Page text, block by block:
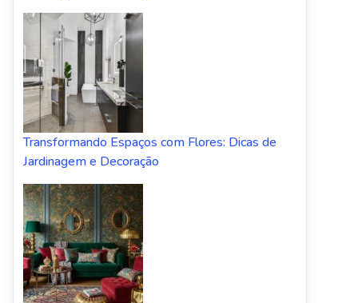
Transformando Espaços com Flores: Dicas de
Jardinagem e Decoração